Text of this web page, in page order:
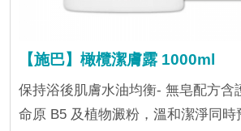
【施巴】橄欖潔膚露 1000ml
保持浴後肌膚水油均衡- 無皂配方含
命原 B5 及植物澱粉，溫和潔淨同時